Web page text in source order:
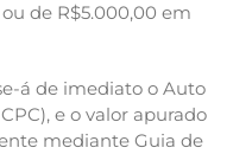
de R$5.000,00 em
á de imediato o Auto
e o valor apurado
mediante Guia de